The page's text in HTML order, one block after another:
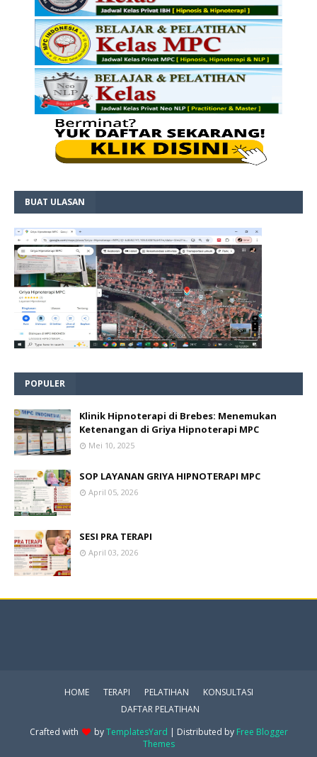
BUAT ULASAN
POPULER
Klinik Hipnoterapi di Brebes: Menemukan
Ketenangan di Griya Hipnoterapi MPC
Mei 10, 2025
SOP LAYANAN GRIYA HIPNOTERAPI MPC
April 05, 2026
SESI PRA TERAPI
April 03, 2026
HOME TERAPI PELATIHAN
KONSULTASI
DAFTAR PELATIHAN
Crafted with
byTemplatesYard | Distributed by Free Blogger
Themes